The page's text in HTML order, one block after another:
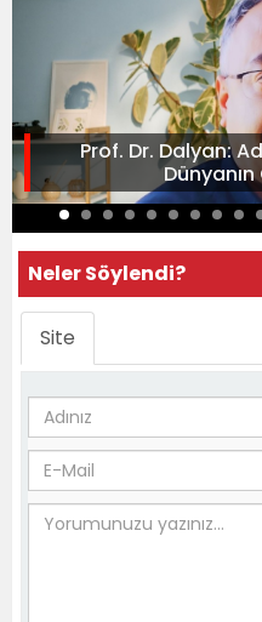
Prof. Dr. Dalyan:
Neler Söylendi?
Site